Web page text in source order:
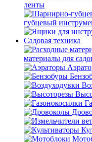
ленты
губцевый
Садовая техника
материалы для